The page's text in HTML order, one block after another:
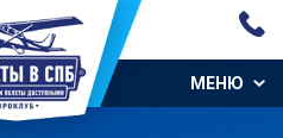
МЕНЮ